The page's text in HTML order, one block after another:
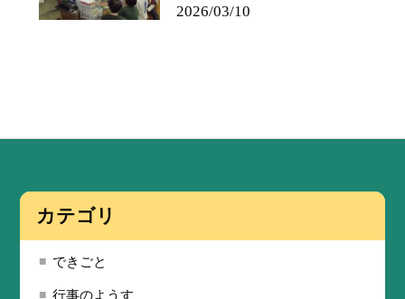
2026/03/10
カテゴリ
できごと
行事のようす